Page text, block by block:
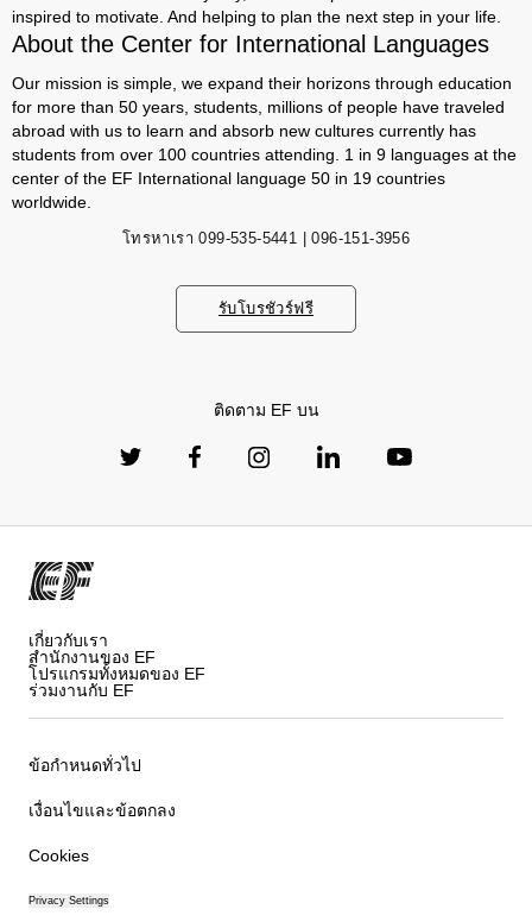
inspired to motivate. And helping to plan the next step in your life.
About the Center for International Languages
Our mission is simple, we expand their horizons through education
for more than 50 years, students, millions of people have traveled
abroad with us to learn and absorb new cultures currently has
students from over 100 countries attending. 1 in 9 languages ​​at the
center of the EF International language 50 in 19 countries
worldwide.
โทรหาเรา 099-535-5441 | 096-151-3956
รับโบรชัวร์ฟรี
ติดตาม EF บน
เกี่ยวกับเรา
สำนักงานของ EF
โปรแกรมทั้งหมดของ EF
ร่วมงานกับ EF
ข้อกำหนดทั่วไป
เงื่อนไขและข้อตกลง
Cookies
Privacy Settings